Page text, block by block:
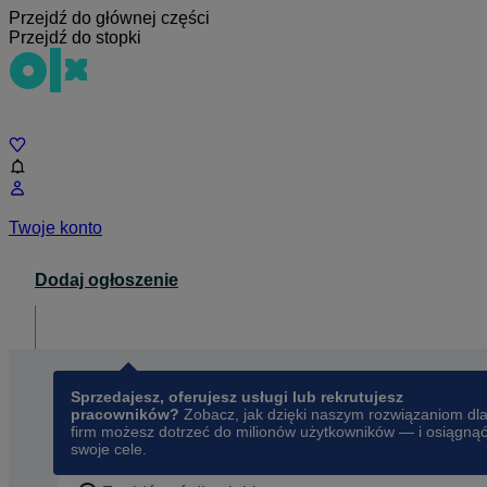
Przejdź do głównej części
Przejdź do stopki
Twoje konto
Dodaj ogłoszenie
Sprzedajesz, oferujesz usługi lub rekrutujesz
pracowników? Zobacz, jak dzięki naszym rozwiązaniom dla
firm możesz dotrzeć do milionów użytkowników — i osiągnąć
swoje cele.